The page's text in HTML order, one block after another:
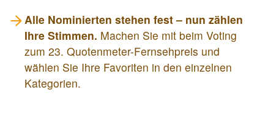
Alle Nominierten stehen fest – nun zählen
Ihre Stimmen. Machen Sie mit beim Voting
zum 23. Quotenmeter-Fernsehpreis und
wählen Sie Ihre Favoriten in den einzelnen
Kategorien.